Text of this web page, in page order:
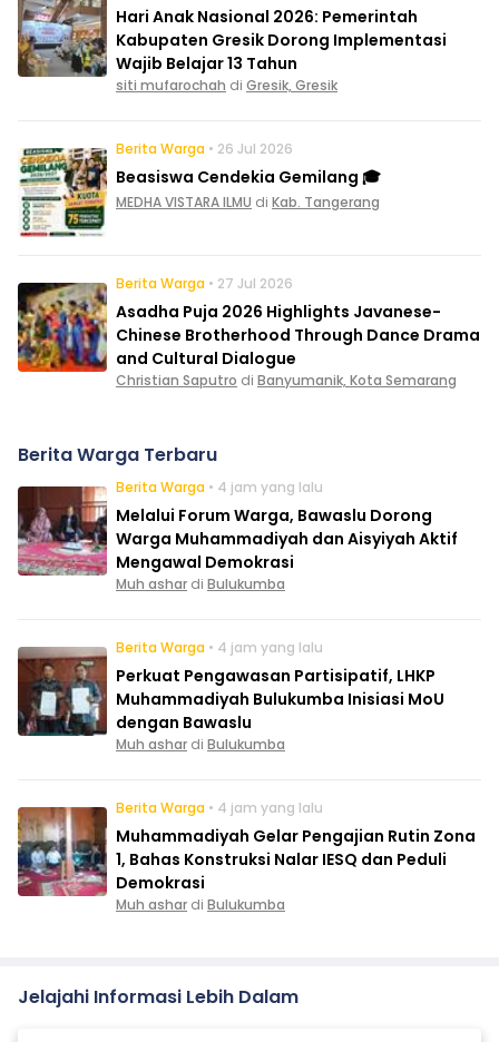
Hari Anak Nasional 2026: Pemerintah
Kabupaten Gresik Dorong Implementasi
Wajib Belajar 13 Tahun
siti mufarochah di Gresik, Gresik
Berita Warga • 26 Jul 2026
Beasiswa Cendekia Gemilang 🎓
MEDHA VISTARA ILMU di Kab. Tangerang
Berita Warga • 27 Jul 2026
Asadha Puja 2026 Highlights Javanese-
Chinese Brotherhood Through Dance Drama
and Cultural Dialogue
Christian Saputro di Banyumanik, Kota Semarang
Berita Warga Terbaru
Berita Warga • 4 jam yang lalu
Melalui Forum Warga, Bawaslu Dorong
Warga Muhammadiyah dan Aisyiyah Aktif
Mengawal Demokrasi
Muh ashar di Bulukumba
Berita Warga • 4 jam yang lalu
Perkuat Pengawasan Partisipatif, LHKP
Muhammadiyah Bulukumba Inisiasi MoU
dengan Bawaslu
Muh ashar di Bulukumba
Berita Warga • 4 jam yang lalu
Muhammadiyah Gelar Pengajian Rutin Zona
1, Bahas Konstruksi Nalar IESQ dan Peduli
Demokrasi
Muh ashar di Bulukumba
Jelajahi Informasi Lebih Dalam